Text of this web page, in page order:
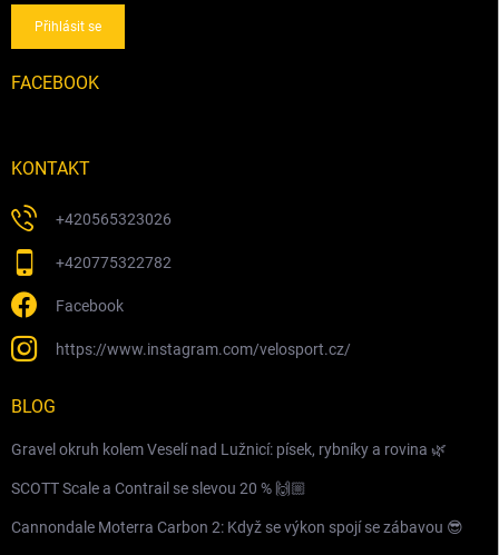
Přihlásit se
FACEBOOK
KONTAKT
+420565323026
+420775322782
Facebook
https://www.instagram.com/velosport.cz/
BLOG
Gravel okruh kolem Veselí nad Lužnicí: písek, rybníky a rovina 🌿
SCOTT Scale a Contrail se slevou 20 % 🙌🏼
Cannondale Moterra Carbon 2: Když se výkon spojí se zábavou 😎